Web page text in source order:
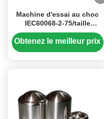
Machine d'essai au choc
IEC60068-2-75/taille
verticale de goutte de
l'appareillage 0-1m d'essai
Obtenez le meilleur prix